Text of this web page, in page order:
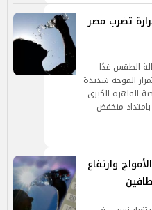
تضرب مصر
الطقس غدًا
من استمرار الموجة شديدة
القاهرة الكبرى
منخفض
وارتفاع